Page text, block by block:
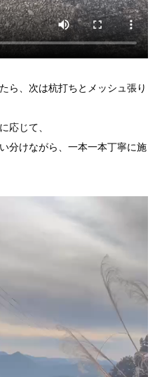
ら、次は杭打ちとメッシュ張り
応じて、
分けながら、一本一本丁寧に施